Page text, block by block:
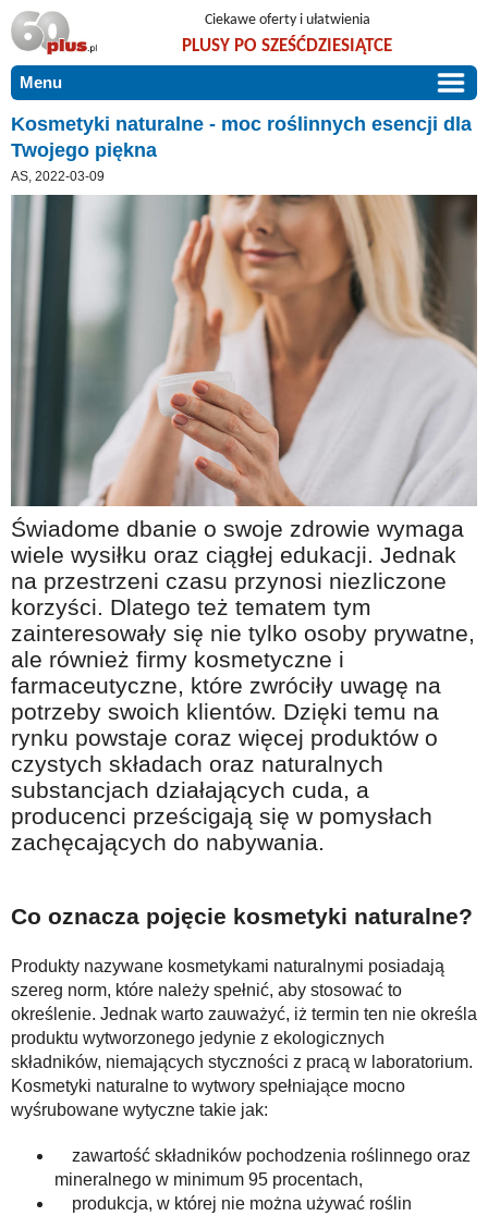
Ciekawe oferty i ułatwienia
PLUSY PO SZEŚĆDZIESIĄTCE
Menu
START
PROMOCJE
ARTYKUŁY
Szczególnie polecamy
Użyteczne porady
Szlachetne zdrowie
Mieszkaj wygodnie i bez barier
Warto wiedzieć!
Podróże i wypoczynek
Taniej, okazyjnie, specjalnie dla 60plus
Na wesoło
Hobby i pasje
Żyj aktywnie
60plus - najcenniejsi klienci
Dobra opieka
Warto naśladować
Coś dla ducha
Smacznie i zdrowo
O finansach i społeczeństwie - edukacja nie tylko dla 60plus
Ciekawe książki
Z internetem za pan brat
Bezpiecznie i w zgodzie z prawem
DLA BLISKICH
ZGŁOŚ OFERTĘ
O NAS
Kosmetyki naturalne - moc roślinnych esencji dla
Twojego piękna
AS, 2022-03-09
Świadome dbanie o swoje zdrowie wymaga
wiele wysiłku oraz ciągłej edukacji. Jednak
na przestrzeni czasu przynosi niezliczone
korzyści. Dlatego też tematem tym
zainteresowały się nie tylko osoby prywatne,
ale również firmy kosmetyczne i
farmaceutyczne, które zwróciły uwagę na
potrzeby swoich klientów. Dzięki temu na
rynku powstaje coraz więcej produktów o
czystych składach oraz naturalnych
substancjach działających cuda, a
producenci prześcigają się w pomysłach
zachęcających do nabywania.
Co oznacza pojęcie kosmetyki naturalne?
Produkty nazywane kosmetykami naturalnymi posiadają
szereg norm, które należy spełnić, aby stosować to
określenie. Jednak warto zauważyć, iż termin ten nie określa
produktu wytworzonego jedynie z ekologicznych
składników, niemających styczności z pracą w laboratorium.
Kosmetyki naturalne to wytwory spełniające mocno
wyśrubowane wytyczne takie jak:
zawartość składników pochodzenia roślinnego oraz
mineralnego w minimum 95 procentach,
produkcja, w której nie można używać roślin